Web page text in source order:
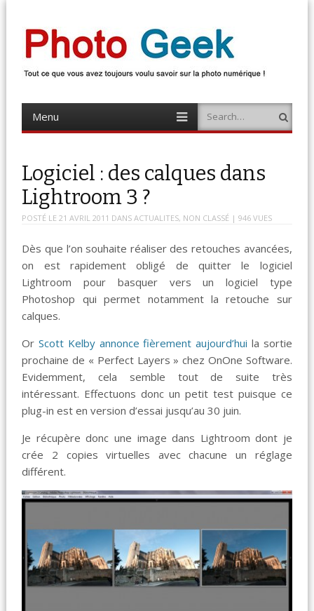
Photo Geek
Menu
content
Search
Logiciel : des calques dans
Lightroom 3 ?
POSTÉ LE 21 AVRIL 2011 DANSACTUALITES, NON CLASSÉ | 946 VUES
Dès que l’on souhaite réaliser des retouches avancées,
on est rapidement obligé de quitter le logiciel
Lightroom pour basquer vers un logiciel type
Photoshop qui permet notamment la retouche sur
calques.
OrScott Kelby annonce fièrement aujourd’hui la sortie
prochaine de « Perfect Layers » chez OnOne Software.
Evidemment, cela semble tout de suite très
intéressant. Effectuons donc un petit test puisque ce
plug-in est en version d’essai jusqu’au 30 juin.
Je récupère donc une image dans Lightroom dont je
crée 2 copies virtuelles avec chacune un réglage
différent.